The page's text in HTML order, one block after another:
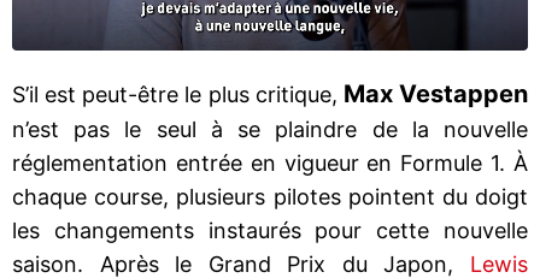
S’il est peut-être le plus critique, Max Vestappen
n’est pas le seul à se plaindre de la nouvelle
réglementation entrée en vigueur en Formule 1. À
chaque course, plusieurs pilotes pointent du doigt
les changements instaurés pour cette nouvelle
saison. Après le Grand Prix du Japon, Lewis